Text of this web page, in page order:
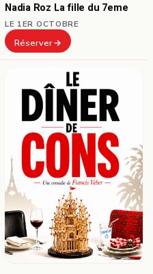
Nadia Roz La fille du 7eme
LE 1ER OCTOBRE
Réserver